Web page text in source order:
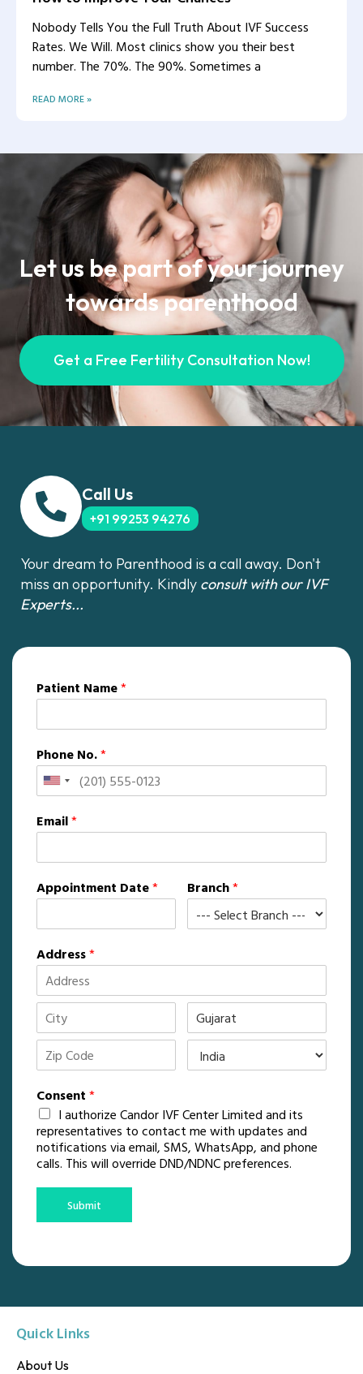
Nobody Tells You the Full Truth About IVF Success
Rates. We Will. Most clinics show you their best
number. The 70%. The 90%. Sometimes a
READ MORE »
Let us be part of your journey
towards parenthood
Get a Free Fertility Consultation Now!
Call Us
+91 99253 94276
Your dream to Parenthood is a call away. Don't
miss an opportunity. Kindly consult with our IVF
Experts...
Patient Name*
Phone No.*
Email*
Appointment Date* Branch*
Address*
Consent *
I authorize Candor IVF Center Limited and its
representatives to contact me with updates and
notifications via email, SMS, WhatsApp, and phone
calls. This will override DND/NDNC preferences.
Submit
Quick Links
About Us